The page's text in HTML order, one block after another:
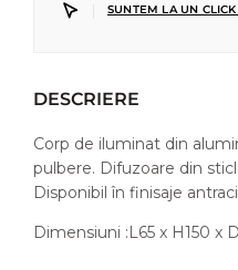
SUNTEM LA UN
DESCRIERE
Corp de iluminat din
pulbere. Difuzoare din
Disponibil în finisaje
Dimensiuni :L65 x H150 x